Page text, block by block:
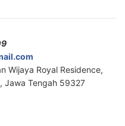
Wijaya Royal Residence,
Jawa Tengah 59327